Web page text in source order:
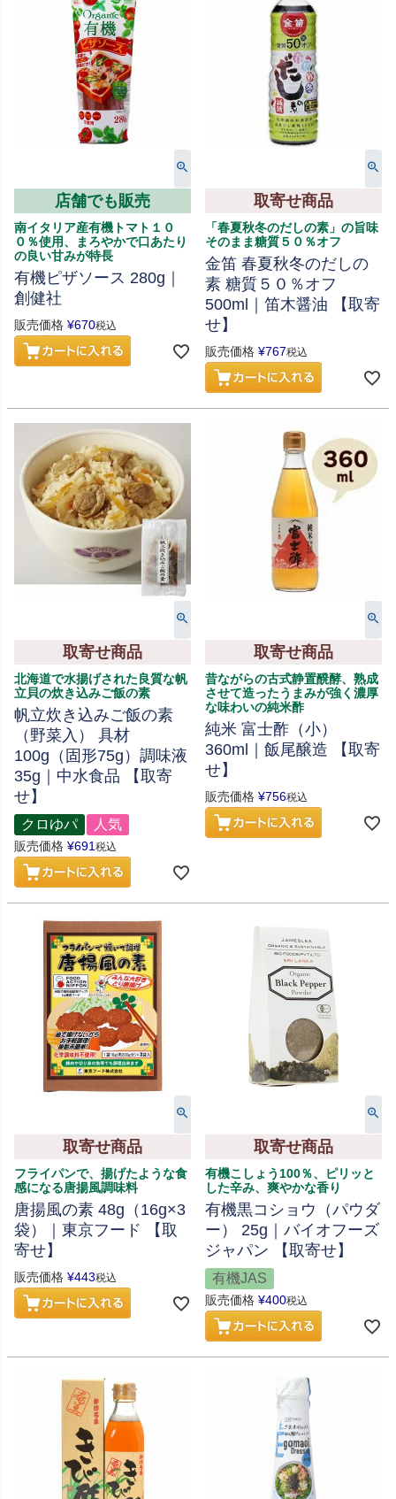
店舗でも販売
南イタリア産有機トマト１０
０％使用、まろやかで口あたり
の良い甘みが特長
有機ピザソース 280g｜
創健社
販売価格 ¥670税込
取寄せ商品
「春夏秋冬のだしの素」の旨味
そのまま糖質５０％オフ
金笛 春夏秋冬のだしの
素 糖質５０％オフ
500ml｜笛木醤油 【取寄
せ】
販売価格 ¥767税込
取寄せ商品
北海道で水揚げされた良質な帆
立貝の炊き込みご飯の素
帆立炊き込みご飯の素
（野菜入） 具材
100g（固形75g）調味液
35g｜中水食品 【取寄
せ】
クロゆパ 人気
販売価格 ¥691税込
取寄せ商品
昔ながらの古式静置醗酵、熟成
させて造ったうまみが強く濃厚
な味わいの純米酢
純米 富士酢（小）
360ml｜飯尾醸造 【取寄
せ】
販売価格 ¥756税込
取寄せ商品
フライパンで、揚げたような食
感になる唐揚風調味料
唐揚風の素 48g（16g×3
袋）｜東京フード 【取
寄せ】
販売価格 ¥443税込
取寄せ商品
有機こしょう100％、ピリッと
した辛み、爽やかな香り
有機黒コショウ（パウダ
ー） 25g｜バイオフーズ
ジャパン 【取寄せ】
有機JAS
販売価格 ¥400税込